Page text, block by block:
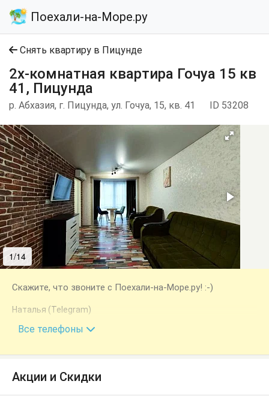
Поехали-на-Море.ру
Снять квартиру в Пицунде
2х-комнатная квартира Гочуа 15 кв
41, Пицунда
р. Абхазия, г. Пицунда, ул. Гочуа, 15, кв. 41 ID 53208
1/14
Скажите, что звоните с Поехали-на-Море.ру! :-)
Наталья (Telegram)
+7 (940) 993-39-41
Все телефоны
Акции и Скидки